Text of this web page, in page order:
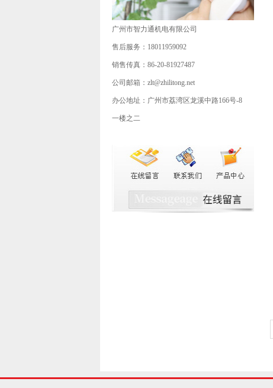
广州市智力通机电有限公司
售后服务：18011959092
销售传真：86-20-81927487
公司邮箱：zlt@zhilitong.net
办公地址：广州市荔湾区龙溪中路166号-8
一楼之二